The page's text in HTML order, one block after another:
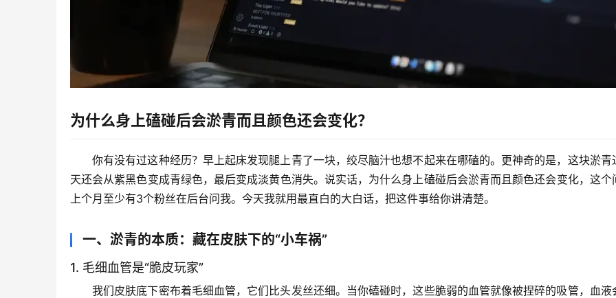
为什么身上磕碰后会淤青而且颜色还会变化？
你有没有过这种经历？早上起床发现腿上青了一块，绞尽脑汁也想不起来在哪磕的。更神奇的是，这块淤青
天还会从紫黑色变成青绿色，最后变成淡黄色消失。说实话， 为什么身上磕碰后会淤青而且颜色还会变化，这个
上个月至少有3个粉丝在后台问我。今天我就用最直白的大白话，把这件事给你讲清楚。
一、淤青的本质：藏在皮肤下的“小车祸”
1. 毛细血管是“脆皮玩家”
我们皮肤底下密布着毛细血管，它们比头发丝还细。当你磕碰时，这些脆弱的血管就像被捏碎的吸管，血液